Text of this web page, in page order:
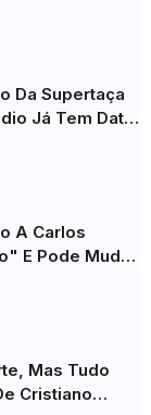
Da Supertaça
Já Tem Data
A Carlos
E Pode Mudar
Mas Tudo
Cristiano